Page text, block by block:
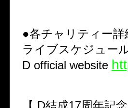
●各チャリティー詳
ライブスケジュー
D official website
【 D結成17周年記